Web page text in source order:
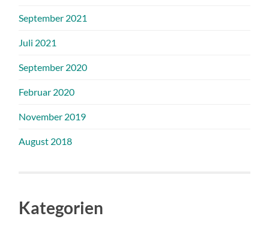
September 2021
Juli 2021
September 2020
Februar 2020
November 2019
August 2018
Kategorien